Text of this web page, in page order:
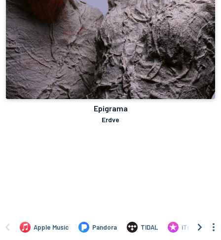
Epigrama
Erdve
Apple Music Pandora TIDAL iTunes